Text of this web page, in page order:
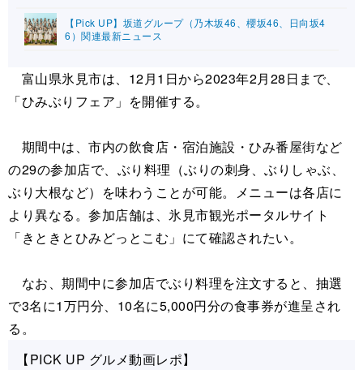
【Pick UP】坂道グループ（乃木坂46、櫻坂46、日向坂4
6）関連最新ニュース
富山県氷見市は、12月1日から2023年2月28日まで、
「ひみぶりフェア」を開催する。
期間中は、市内の飲食店・宿泊施設・ひみ番屋街など
の29の参加店で、ぶり料理（ぶりの刺身、ぶりしゃぶ、
ぶり大根など）を味わうことが可能。メニューは各店に
より異なる。参加店舗は、氷見市観光ポータルサイト
「きときとひみどっとこむ」にて確認されたい。
なお、期間中に参加店でぶり料理を注文すると、抽選
で3名に1万円分、10名に5,000円分の食事券が進呈され
る。
【PICK UP グルメ動画レポ】